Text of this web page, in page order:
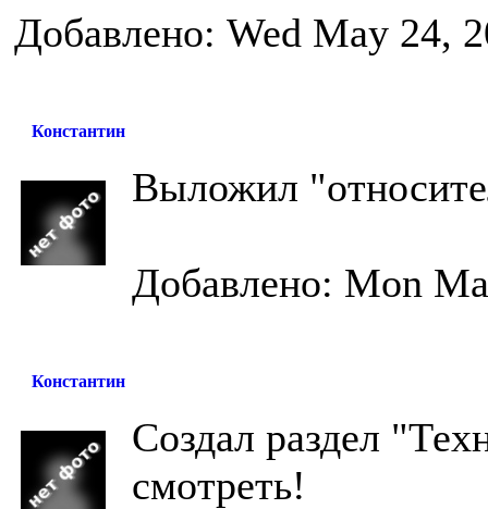
Добавлено: Wed May 24,
Константин
Выложил
Добавлено: Mon
Константин
Создал раздел
смотреть!